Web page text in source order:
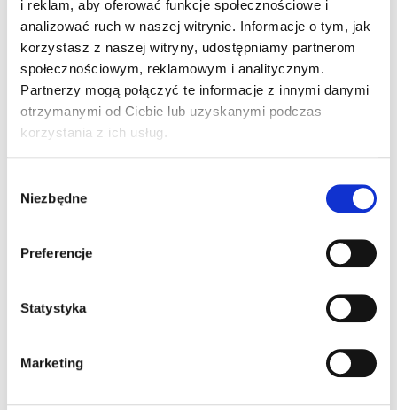
i reklam, aby oferować funkcje społecznościowe i
analizować ruch w naszej witrynie. Informacje o tym, jak
korzystasz z naszej witryny, udostępniamy partnerom
społecznościowym, reklamowym i analitycznym.
Partnerzy mogą połączyć te informacje z innymi danymi
otrzymanymi od Ciebie lub uzyskanymi podczas
korzystania z ich usług.
zgody
Niezbędne
Preferencje
Statystyka
Marketing
Krzyś lat 15 ma Niskie napięcie mięśniowe i AUTYZM-
nie porozumiewa się mową werbalną ,nie może
funkcjonować jak normalne dzieci -pomóż Mu "wejść
edukacyjno-dydaktyczne i rehabilitację Naszego
Synka. Za każde wsparcie serdecznie dziękujemy.....